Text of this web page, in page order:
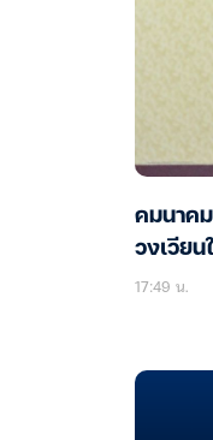
คมนาค
วงเวีย
17:49 น.